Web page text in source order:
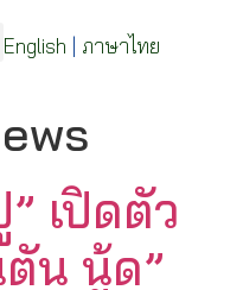
English | ภาษาไทย
เปิดตัว
น นู้ด”